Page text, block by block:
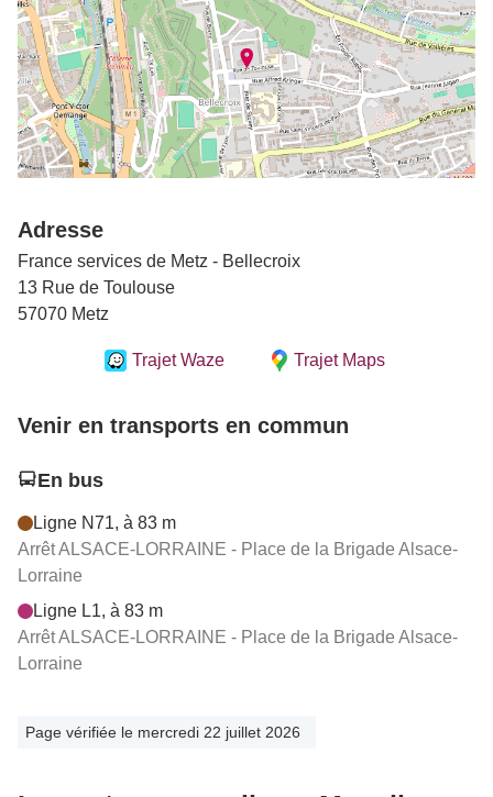
Adresse
France services de Metz - Bellecroix
13 Rue de Toulouse
57070 Metz
Trajet Waze Trajet Maps
Venir en transports en commun
En bus
Ligne N71, à 83 m
Arrêt ALSACE-LORRAINE - Place de la Brigade Alsace-
Lorraine
Ligne L1, à 83 m
Arrêt ALSACE-LORRAINE - Place de la Brigade Alsace-
Lorraine
Page vérifiée le mercredi 22 juillet 2026